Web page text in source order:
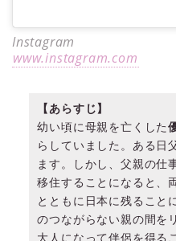
Instagram
www.instagram.com
【あらすじ】
幼い頃に母親を亡くした
らしていました。ある日
ます。しかし、父親の仕
移住することになると、
とともに日本に残ること
のつながらない親の間を
大人になって伴侶を得る